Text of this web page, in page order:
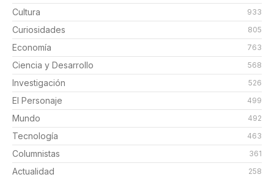
Cultura 933
Curiosidades 805
Economía 763
Ciencia y Desarrollo 568
Investigación 526
El Personaje 499
Mundo 492
Tecnología 463
Columnistas 361
Actualidad 258